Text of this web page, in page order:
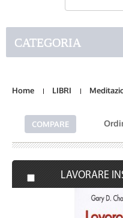
CATEGORIA
Home LIBRI
LAVORARE